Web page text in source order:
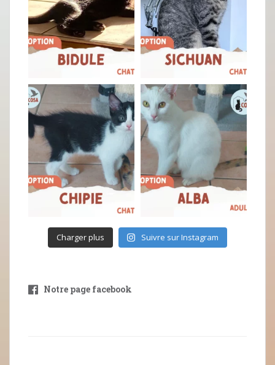
Charger plus Suivre sur Instagram
Notre page facebook